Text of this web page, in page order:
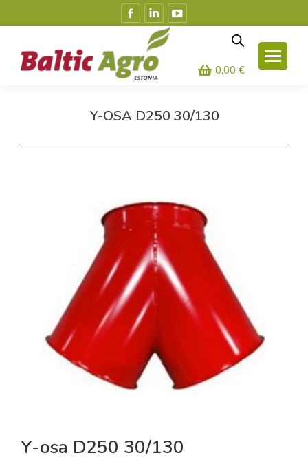
Facebook
leht
avaneb
uues
Linkedin
leht
avaneb
leht
uues 0,00 €
Y-OSA D250 30/130
Y-osa D250 30/130